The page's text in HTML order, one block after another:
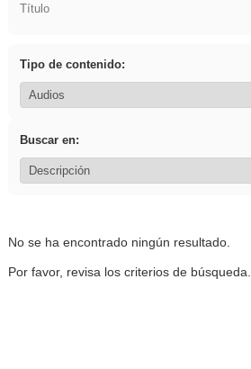
Título
Tipo de contenido:
Buscar en:
No se ha encontrado ningún resultado.
Por favor, revisa los criterios de búsqueda.